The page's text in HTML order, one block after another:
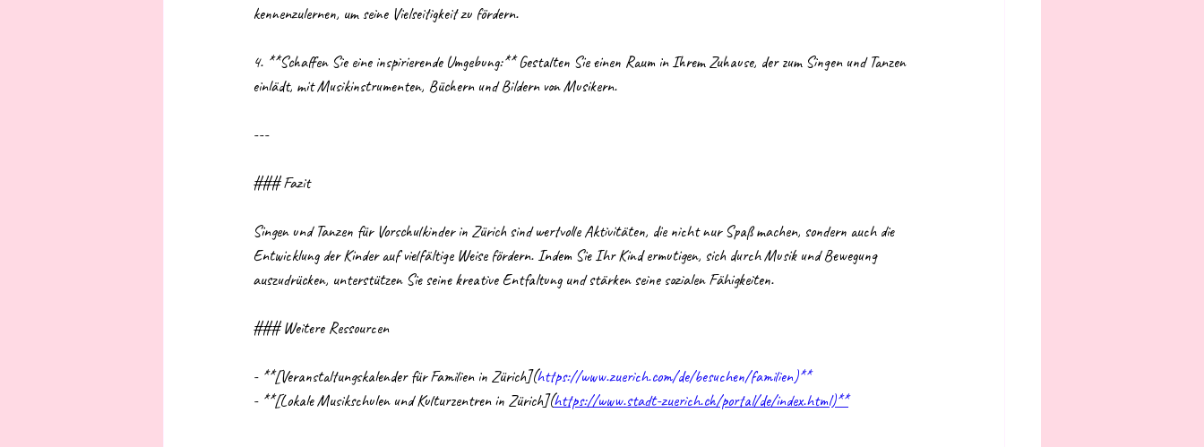
kennenzulernen, um seine Vielseitigkeit zu fördern.
4. **Schaffen Sie eine inspirierende Umgebung:** Gestalten Sie einen Raum in Ihrem Zuhause, der zum Singen und Tanzen
einlädt, mit Musikinstrumenten, Büchern und Bildern von Musikern.
---
### Fazit
Singen und Tanzen für Vorschulkinder in Zürich sind wertvolle Aktivitäten, die nicht nur Spaß machen, sondern auch die
Entwicklung der Kinder auf vielfältige Weise fördern. Indem Sie Ihr Kind ermutigen, sich durch Musik und Bewegung
auszudrücken, unterstützen Sie seine kreative Entfaltung und stärken seine sozialen Fähigkeiten.
### Weitere Ressourcen
- **[Veranstaltungskalender für Familien in Zürich](https://www.zuerich.com/de/besuchen/familien)**
- **[Lokale Musikschulen und Kulturzentren in Zürich](https://www.stadt-zuerich.ch/portal/de/index.html)**